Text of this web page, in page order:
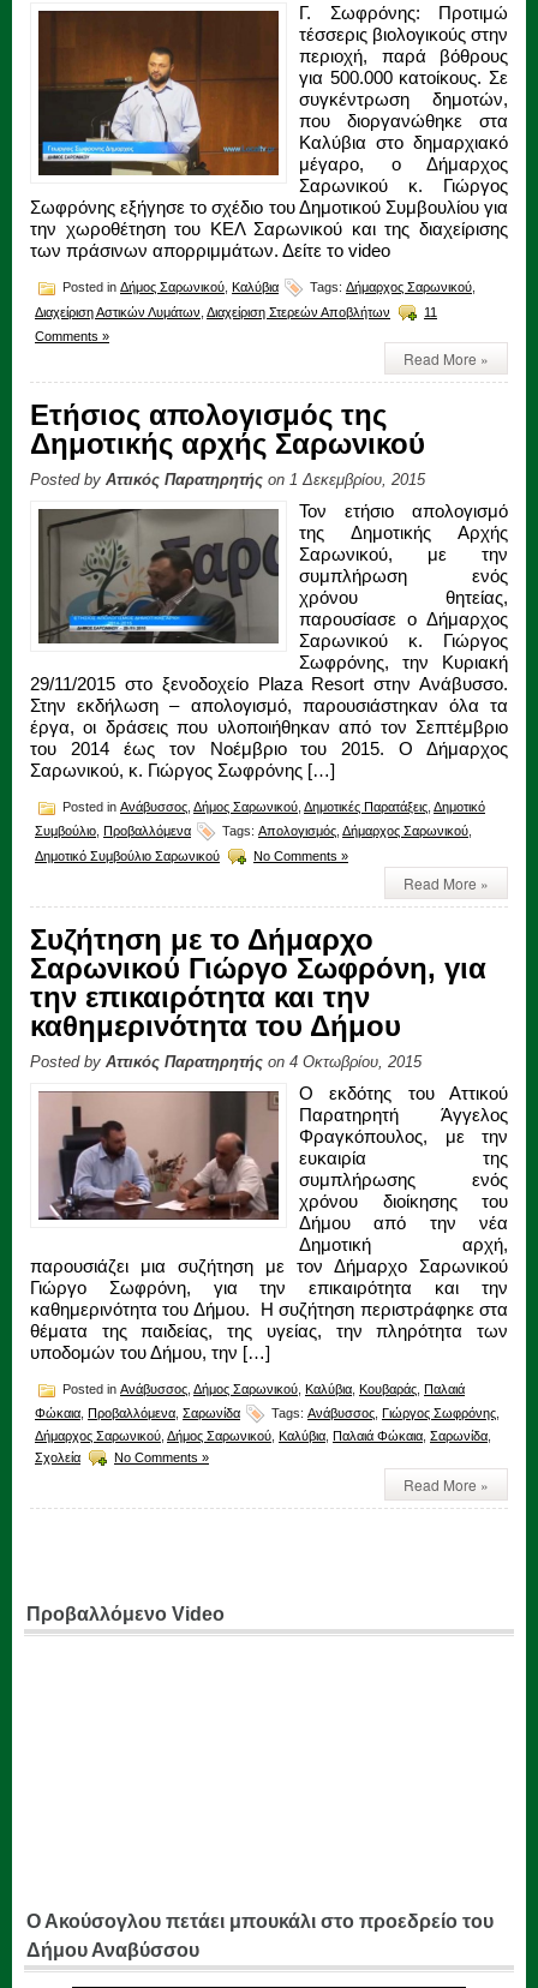
Γ. Σωφρόνης: Προτιμώ
τέσσερις βιολογικούς στην
περιοχή, παρά βόθρους
για 500.000 κατοίκους. Σε
συγκέντρωση δημοτών,
που διοργανώθηκε στα
Καλύβια στο δημαρχιακό
μέγαρο, ο Δήμαρχος
Σαρωνικού κ. Γιώργος
Σωφρόνης εξήγησε το σχέδιο του Δημοτικού Συμβουλίου για
την χωροθέτηση του ΚΕΛ Σαρωνικού και της διαχείρισης
των πράσινων απορριμμάτων. Δείτε το video
Posted in Δήμος Σαρωνικού Καλύβια Tags: Δήμαρχος Σαρωνικού
Διαχείριση Αστικών Λυμάτων Διαχείριση Στερεών Αποβλήτων
11
Comments »
Read More »
Ετήσιος απολογισμός της
Δημοτικής αρχής Σαρωνικού
Posted by Αττικός Παρατηρητής on 1 Δεκεμβρίου, 2015
Τον ετήσιο απολογισμό
της Δημοτικής Αρχής
Σαρωνικού, με την
συμπλήρωση ενός
χρόνου θητείας,
παρουσίασε ο Δήμαρχος
Σαρωνικού κ. Γιώργος
Σωφρόνης, την Κυριακή
29/11/2015 στο ξενοδοχείο Plaza Resort στην Ανάβυσσο.
Στην εκδήλωση – απολογισμό, παρουσιάστηκαν όλα τα
έργα, οι δράσεις που υλοποιήθηκαν από τον Σεπτέμβριο
του 2014 έως τον Νοέμβριο του 2015. Ο Δήμαρχος
Σαρωνικού, κ. Γιώργος Σωφρόνης […]
Posted in Ανάβυσσος Δήμος Σαρωνικού Δημοτικές Παρατάξεις Δημοτικό
Συμβούλιο Προβαλλόμενα Tags: Απολογισμός Δήμαρχος Σαρωνικού
Δημοτικό Συμβούλιο Σαρωνικού
No Comments »
Read More »
Συζήτηση με το Δήμαρχο
Σαρωνικού Γιώργο Σωφρόνη, για
την επικαιρότητα και την
καθημερινότητα του Δήμου
Posted by Αττικός Παρατηρητής on 4 Οκτωβρίου, 2015
Ο εκδότης του Αττικού
Παρατηρητή Άγγελος
Φραγκόπουλος, με την
ευκαιρία της
συμπλήρωσης ενός
χρόνου διοίκησης του
Δήμου από την νέα
Δημοτική αρχή,
παρουσιάζει μια συζήτηση με τον Δήμαρχο Σαρωνικού
Γιώργο Σωφρόνη, για την επικαιρότητα και την
καθημερινότητα του Δήμου. Η συζήτηση περιστράφηκε στα
θέματα της παιδείας, της υγείας, την πληρότητα των
υποδομών του Δήμου, την […]
Posted in Ανάβυσσος Δήμος Σαρωνικού Καλύβια Κουβαράς Παλαιά
Φώκαια Προβαλλόμενα Σαρωνίδα Tags: Ανάβυσσος Γιώργος Σωφρόνης
Δήμαρχος Σαρωνικού Δήμος Σαρωνικού Καλύβια Παλαιά Φώκαια Σαρωνίδα
Σχολεία
No Comments »
Read More »
Προβαλλόμενο Video
Ο Ακούσογλου πετάει μπουκάλι στο προεδρείο του
Δήμου Αναβύσσου